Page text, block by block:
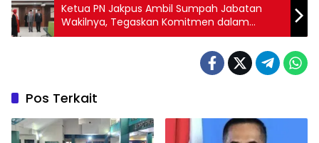
Ketua PN Jakpus Ambil Sumpah Jabatan
Wakilnya, Tegaskan Komitmen dalam
Penegakan Hukum
Pos Terkait